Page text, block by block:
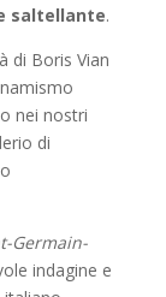
saltellante.
di Boris Vian
nei nostri
di
Germain-
indagine e